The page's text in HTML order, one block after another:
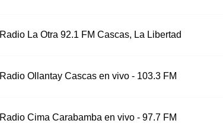
Radio La Otra 92.1 FM Cascas, La Libertad
Radio Ollantay Cascas en vivo - 103.3 FM
Radio Cima Carabamba en vivo - 97.7 FM